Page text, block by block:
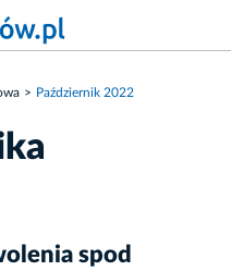
Październik 2022
spod